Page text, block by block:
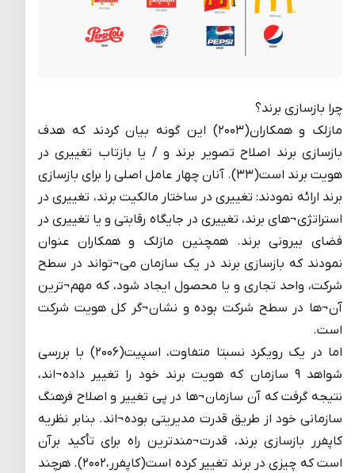
چرا بازسازی برند؟
مازلک و همکاران(۲۰۰۳) این گونه بیان کردند که هدف
بازسازی برند اصلاح تصویر برند و / یا بازتاب تغییری در
هویت برند است(۳۳). آنان چهار عامل اصلی را برای بازسازی
برند ارائه نمودند: تغییری در ساختار مالکیت برند، تغییری در
استراتژی¬های برند، تغییری در جایگاه رقابتی و یا تغییری در
فضای بیرونی برند. همچنین مازلک و همکاران عنوان
نمودند که بازسازی برند در یک سازمان می¬تواند در سطح
شرکت، واحد تجاری و یا محصول ایجاد شود، که مهم¬ترین
آن¬ها در سطح شرکت بوده و نشان¬گر کل هویت شرکت
است.
اما در یک رویکرد نسبتا متفاوت، اسپیت(۲۰۰۶) با بررسی
شواهد ۹ سازمان که هویت برند خود را تغییر داده¬اند،
نتیجه گرفت که آن سازمان¬ها در پی تغییر و اصلاح فرهنگ
سازمانی خود از طریق قدرت مدیریتی بوده¬اند. بنابر نظریه
کاپفرر بازسازی برند، قدرت¬مندترین راه برای تأکید برآن
است که چیزی در برند تغییر کرده است(کاپفرر،۲۰۰۲). هرچند